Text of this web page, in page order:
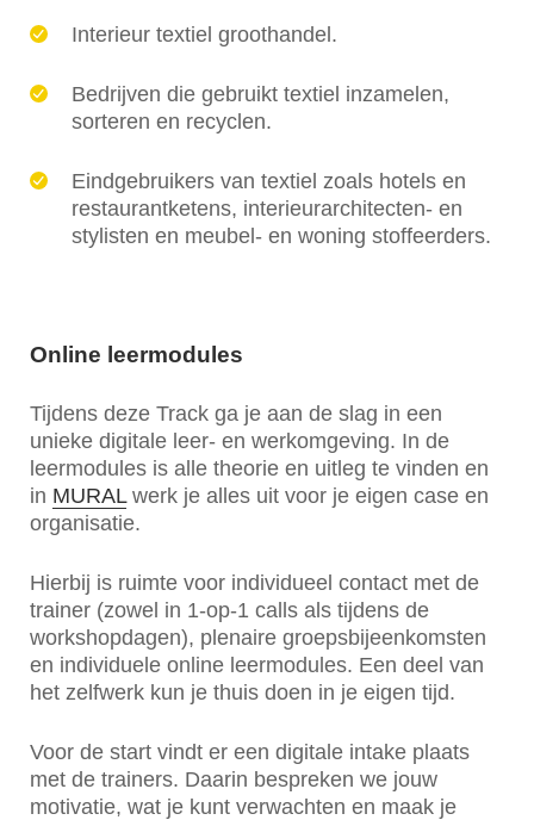
Interieur textiel groothandel.
Bedrijven die gebruikt textiel inzamelen,
sorteren en recyclen.
Eindgebruikers van textiel zoals hotels en
restaurantketens, interieurarchitecten- en
stylisten en meubel- en woning stoffeerders.
Online leermodules
Tijdens deze Track ga je aan de slag in een
unieke digitale leer- en werkomgeving. In de
leermodules is alle theorie en uitleg te vinden en
in MURAL werk je alles uit voor je eigen case en
organisatie.
Hierbij is ruimte voor individueel contact met de
trainer (zowel in 1-op-1 calls als tijdens de
workshopdagen), plenaire groepsbijeenkomsten
en individuele online leermodules. Een deel van
het zelfwerk kun je thuis doen in je eigen tijd.
Voor de start vindt er een digitale intake plaats
met de trainers. Daarin bespreken we jouw
motivatie, wat je kunt verwachten en maak je